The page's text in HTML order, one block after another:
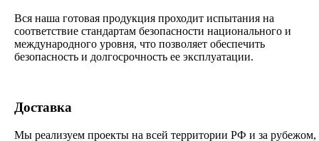
Вся наша готовая продукция проходит испытания на
соответствие стандартам безопасности национального и
международного уровня, что позволяет обеспечить
безопасность и долгосрочность ее эксплуатации.
Доставка
Мы реализуем проекты на всей территории РФ и за рубежом,